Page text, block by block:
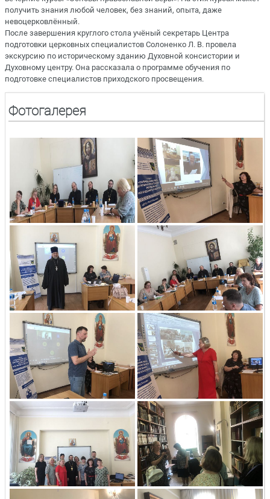
получить знания любой человек, без знаний, опыта, даже
невоцерковлённый.
После завершения круглого стола учёный секретарь Центра
подготовки церковных специалистов Солоненко Л. В. провела
экскурсию по историческому зданию Духовной консистории и
Духовному центру. Она рассказала о программе обучения по
подготовке специалистов приходского просвещения.
Фотогалерея